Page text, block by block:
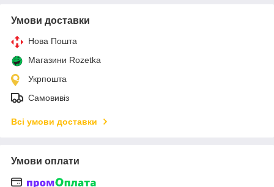
Умови доставки
Нова Пошта
Магазини Rozetka
Укрпошта
Самовивіз
Всі умови доставки
Умови оплати